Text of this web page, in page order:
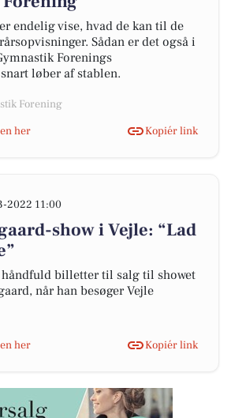
endelig vise, hvad de kan til de
Sådan er det også i
Forenings
løber af stablen.
Forening
her
Kopiér link
2022 11:00
show i Vejle: “Lad
håndfuld billetter til salg til showet
når han besøger Vejle
her Kopiér link